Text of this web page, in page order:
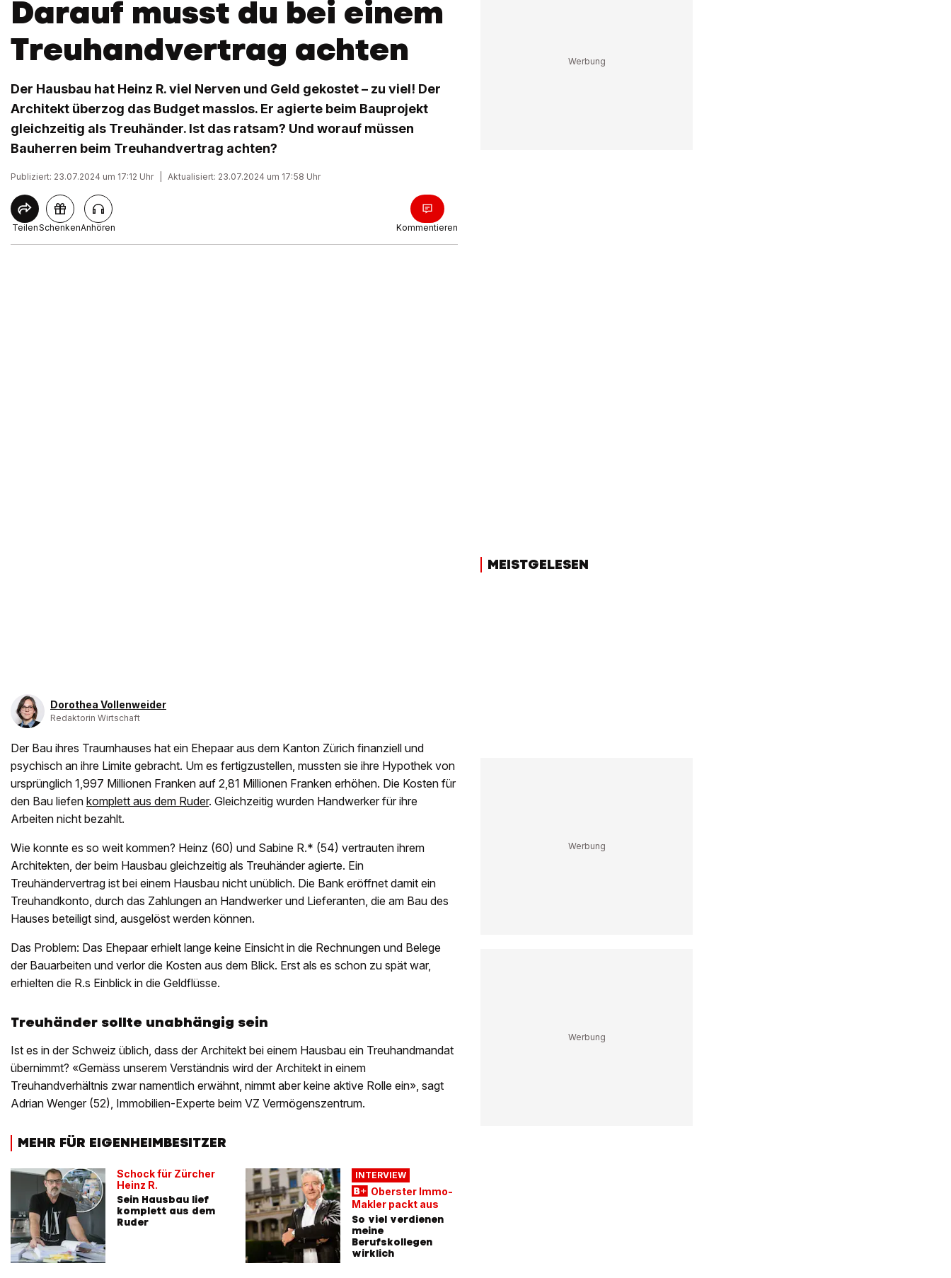
Darauf musst du bei einem
Treuhandvertrag achten
Der Hausbau hat Heinz R. viel Nerven und Geld gekostet – zu viel! Der
Architekt überzog das Budget masslos. Er agierte beim Bauprojekt
gleichzeitig als Treuhänder. Ist das ratsam? Und worauf müssen
Bauherren beim Treuhandvertrag achten?
Publiziert: 23.07.2024 um 17:12 Uhr Aktualisiert: 23.07.2024 um 17:58 Uhr
TeilenSchenkenAnhören Kommentieren
Dorothea Vollenweider
Redaktorin Wirtschaft
Der Bau ihres Traumhauses hat ein Ehepaar aus dem Kanton Zürich finanziell und
psychisch an ihre Limite gebracht. Um es fertigzustellen, mussten sie ihre Hypothek von
ursprünglich 1,997 Millionen Franken auf 2,81 Millionen Franken erhöhen. Die Kosten für
den Bau liefen komplett aus dem Ruder. Gleichzeitig wurden Handwerker für ihre
Arbeiten nicht bezahlt.
Wie konnte es so weit kommen? Heinz (60) und Sabine R.* (54) vertrauten ihrem
Architekten, der beim Hausbau gleichzeitig als Treuhänder agierte. Ein
Treuhändervertrag ist bei einem Hausbau nicht unüblich. Die Bank eröffnet damit ein
Treuhandkonto, durch das Zahlungen an Handwerker und Lieferanten, die am Bau des
Hauses beteiligt sind, ausgelöst werden können.
Das Problem: Das Ehepaar erhielt lange keine Einsicht in die Rechnungen und Belege
der Bauarbeiten und verlor die Kosten aus dem Blick. Erst als es schon zu spät war,
erhielten die R.s Einblick in die Geldflüsse.
Treuhänder sollte unabhängig sein
Ist es in der Schweiz üblich, dass der Architekt bei einem Hausbau ein Treuhandmandat
übernimmt? «Gemäss unserem Verständnis wird der Architekt in einem
Treuhandverhältnis zwar namentlich erwähnt, nimmt aber keine aktive Rolle ein», sagt
Adrian Wenger (52), Immobilien-Experte beim VZ Vermögenszentrum.
MEHR FÜR EIGENHEIMBESITZER
Schock für Zürcher
Heinz R.
Sein Hausbau lief
komplett aus dem
Ruder
INTERVIEW
Oberster Immo-
Makler packt aus
So viel verdienen
meine
Berufskollegen
wirklich
MEISTGELESEN